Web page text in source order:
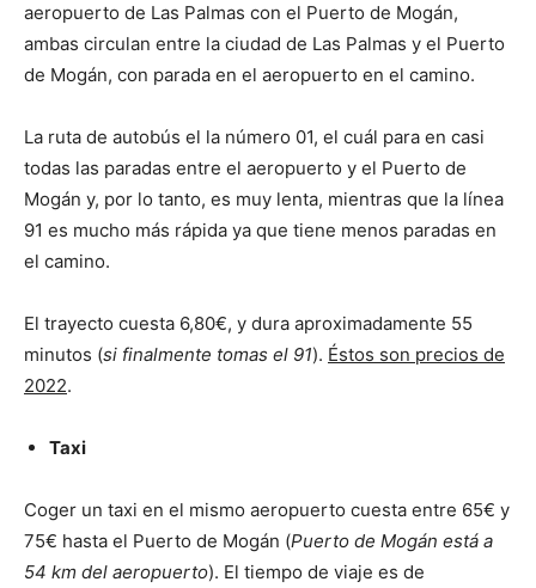
aeropuerto de Las Palmas con el Puerto de Mogán,
ambas circulan entre la ciudad de Las Palmas y el Puerto
de Mogán, con parada en el aeropuerto en el camino.
La ruta de autobús el la número 01, el cuál para en casi
todas las paradas entre el aeropuerto y el Puerto de
Mogán y, por lo tanto, es muy lenta, mientras que la línea
91 es mucho más rápida ya que tiene menos paradas en
el camino.
El trayecto cuesta 6,80€, y dura aproximadamente 55
minutos (si finalmente tomas el 91). Éstos son precios de
2022.
Taxi
Coger un taxi en el mismo aeropuerto cuesta entre 65€ y
75€ hasta el Puerto de Mogán (Puerto de Mogán está a
54 km del aeropuerto). El tiempo de viaje es de